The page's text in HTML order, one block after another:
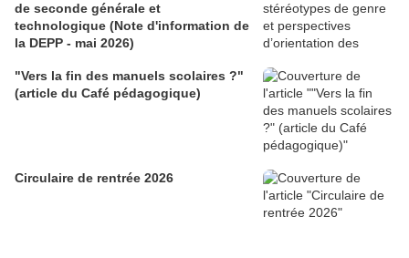
de seconde générale et
technologique (Note d'information de
la DEPP - mai 2026)
"Vers la fin des manuels scolaires ?"
(article du Café pédagogique)
Circulaire de rentrée 2026